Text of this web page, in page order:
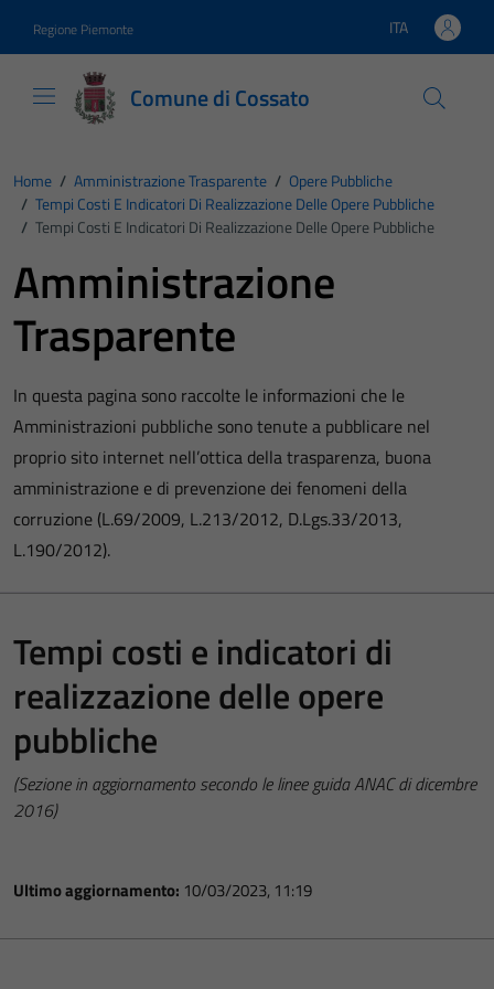
Regione Piemonte Lingua attiva:
ITA
Comune di Cossato
Home / Amministrazione Trasparente / Opere Pubbliche
/ Tempi Costi E Indicatori Di Realizzazione Delle Opere Pubbliche
/ Tempi Costi E Indicatori Di Realizzazione Delle Opere Pubbliche
Amministrazione
Trasparente
In questa pagina sono raccolte le informazioni che le
Amministrazioni pubbliche sono tenute a pubblicare nel
proprio sito internet nell’ottica della trasparenza, buona
amministrazione e di prevenzione dei fenomeni della
corruzione (L.69/2009, L.213/2012, D.Lgs.33/2013,
L.190/2012).
Tempi costi e indicatori di
realizzazione delle opere
pubbliche
(Sezione in aggiornamento secondo le linee guida ANAC di dicembre
2016)
Ultimo aggiornamento: 10/03/2023, 11:19